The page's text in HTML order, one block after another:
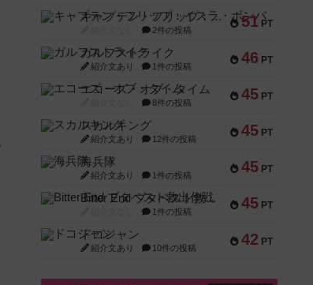
51 PT
キャプテン・フリップ：イスラ・ボンバ
2件の投稿
46 PT
ガルフストライク
紹介文あり 1件の投稿
45 PT
エコーズ・オブ・タイム
8件の投稿
45 PT
スカルキング
紹介文あり 12件の投稿
45 PT
海兵隊
紹介文あり 1件の投稿
45 PT
Bitter End ブタペスト救出作戦
1件の投稿
42 PT
ドコジャン
紹介文あり 10件の投稿